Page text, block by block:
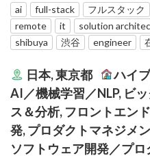
ai full-stack フルスタック
remote
it solution
shibuya
渋谷 engineer
日本, 東京都
ハイ
AI／機械学習／NLP, ビ
ス＆分析, フロントエン
発, プロダクトマネジメ
ソフトウェア開発／プ